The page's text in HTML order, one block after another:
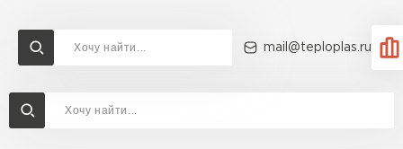
mail@teploplas.ru
Доставка и оплата